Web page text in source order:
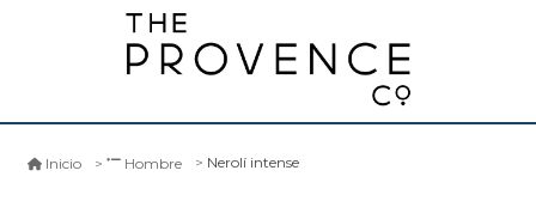
Inicio Hombre Nerolí intense